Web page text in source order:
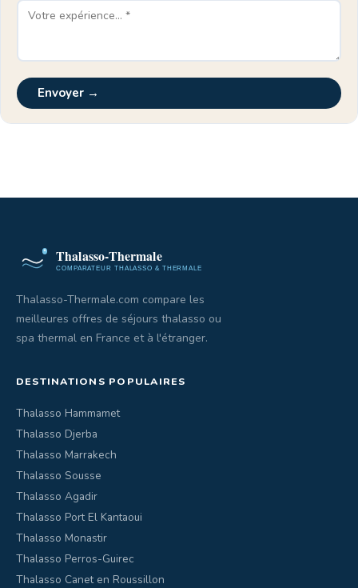
Envoyer →
Thalasso-Thermale.com compare les
meilleures offres de séjours thalasso ou
spa thermal en France et à l'étranger.
DESTINATIONS POPULAIRES
Thalasso Hammamet
Thalasso Djerba
Thalasso Marrakech
Thalasso Sousse
Thalasso Agadir
Thalasso Port El Kantaoui
Thalasso Monastir
Thalasso Perros-Guirec
Thalasso Canet en Roussillon